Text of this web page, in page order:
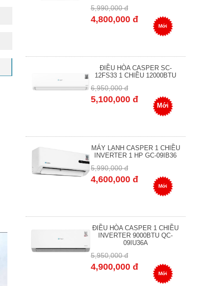
5,990,000 đ
4,800,000 đ
Mới
ĐIỀU HÒA CASPER SC-
12FS33 1 CHIỀU 12000BTU
6,950,000 đ
5,100,000 đ
Mới
MÁY LẠNH CASPER 1 CHIỀU
INVERTER 1 HP GC-09IB36
5,990,000 đ
4,600,000 đ
Mới
ĐIỀU HÒA CASPER 1 CHIỀU
INVERTER 9000BTU QC-
09IU36A
5,950,000 đ
4,900,000 đ
Mới